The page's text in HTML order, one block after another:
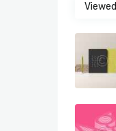
Viewed